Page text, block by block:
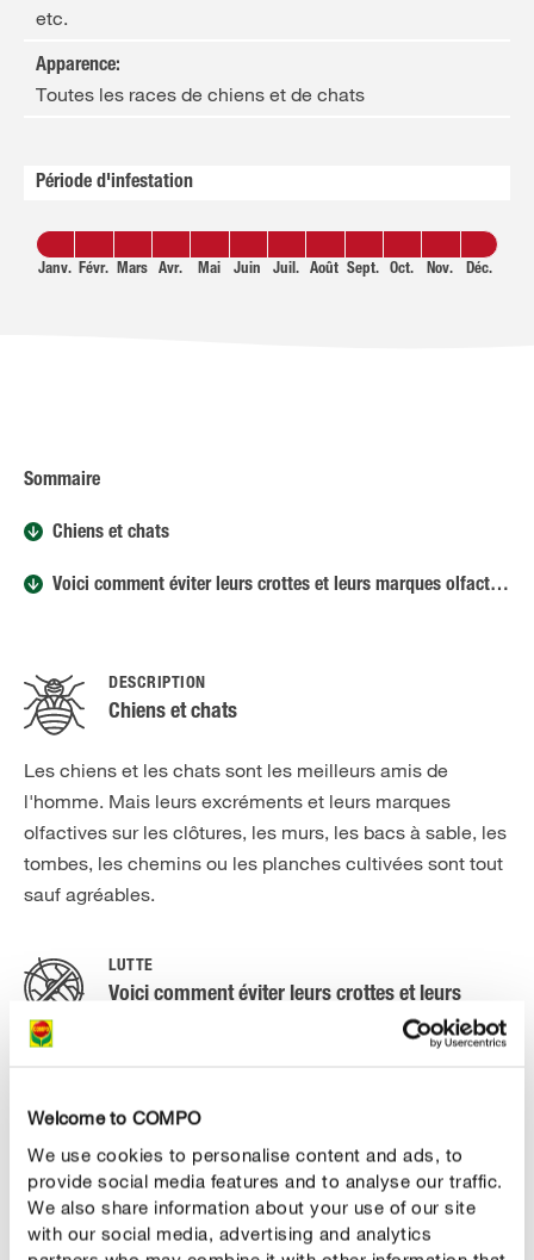
Welcome to COMPO
We use cookies to personalise content and ads, to
provide social media features and to analyse our traffic.
We also share information about your use of our site
with our social media, advertising and analytics
etc.
Apparence:
Toutes les races de chiens et de chats
Période d'infestation
Janv. Févr. Mars Avr. Mai Juin Juil. Août Sept. Oct. Nov. Déc.
Sommaire
Chiens et chats
Voici comment éviter leurs crottes et leurs marques olfactives
DESCRIPTION
Chiens et chats
Les chiens et les chats sont les meilleurs amis de
l'homme. Mais leurs excréments et leurs marques
olfactives sur les clôtures, les murs, les bacs à sable, les
tombes, les chemins ou les planches cultivées sont tout
sauf agréables.
LUTTE
Voici comment éviter leurs crottes et leurs
sensible. En recouvrant délibérément les marques
leur fait perdre peu à peu le désir de marquage. Les
substances odorantes des granulés sont confinées et
délivrées lentement et de manière continue. Cette